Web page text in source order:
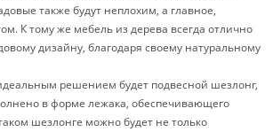
также будут неплохим, а главное,
К тому же мебель из дерева всегда отлично
дизайну, благодаря своему натуральному
решением будет подвесной шезлонг,
в форме лежака, обеспечивающего
шезлонге можно будет не только